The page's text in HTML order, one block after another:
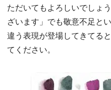
ただいてもよろしいでしょ
ざいます」でも敬意不足と
違う表現が登場してきてる
てください。